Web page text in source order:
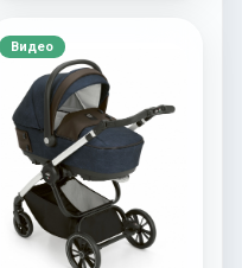
Видео